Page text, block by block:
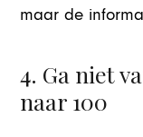
maar de
4. Ga niet
naar 100